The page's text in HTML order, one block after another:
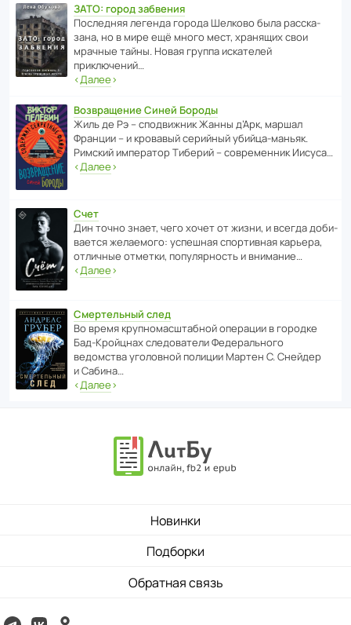
ЗАТО: город забвения
После­дняя легенда города Шелково была расска­
зана, но в мире ещё много мест, хранящих свои
мрачные тайны. Новая группа иска­телей
приключений…
‹Далее›
Возвращение Синей Бороды
Жиль де Рэ – спод­ви­жник Жанны д’Арк, маршал
Франции – и кровавый серийный убийца-маньяк.
Римский импе­ратор Тиберий – совре­менник Иисуса…
‹Далее›
Счет
Дин точно знает, чего хочет от жизни, и всегда доби­
ва­ется жела­е­мого: успе­шная спор­ти­вная карьера,
отли­чные отметки, попу­ля­р­ность и внимание…
‹Далее›
Смертельный след
Во время круп­но­мас­ш­та­бной операции в городке
Бад‑Крой­цнах следо­ва­тели Феде­раль­ного
ведомства уголо­вной полиции Мартен С. Снейдер
и Сабина…
‹Далее›
Новинки
Подборки
Обратная связь